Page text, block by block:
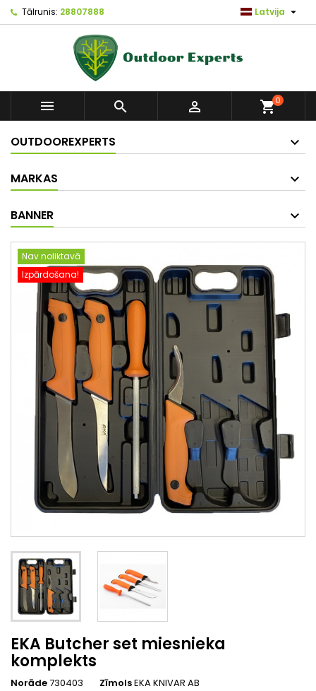
Tālrunis: 28807888 Latvija 
   shopping_cart0
OUTDOOREXPERTS
MARKAS
BANNER
Nav noliktavā
Izpārdošana!
EKA Butcher set miesnieka
komplekts
Norāde730403 ZīmolsEKA KNIVAR AB